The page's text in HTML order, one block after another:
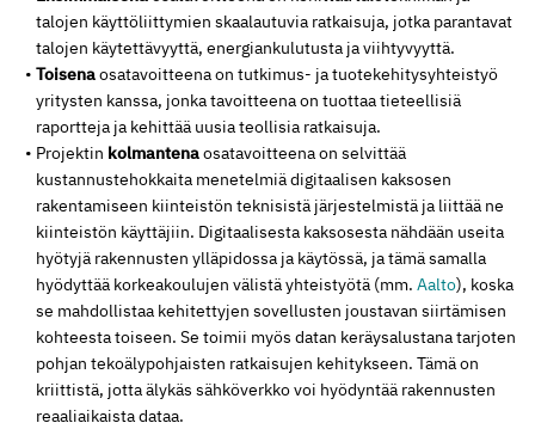
talojen käyttöliittymien skaalautuvia ratkaisuja, jotka parantavat
talojen käytettävyyttä, energiankulutusta ja viihtyvyyttä.
Toisenaosatavoitteena on tutkimus- ja tuotekehitysyhteistyö
yritysten kanssa, jonka tavoitteena on tuottaa tieteellisiä
raportteja ja kehittää uusia teollisia ratkaisuja.
Projektin kolmantenaosatavoitteena on selvittää
kustannustehokkaita menetelmiä digitaalisen kaksosen
rakentamiseen kiinteistön teknisistä järjestelmistä ja liittää ne
kiinteistön käyttäjiin. Digitaalisesta kaksosesta nähdään useita
hyötyjä rakennusten ylläpidossa ja käytössä, ja tämä samalla
hyödyttää korkeakoulujen välistä yhteistyötä (mm. Aalto), koska
se mahdollistaa kehitettyjen sovellusten joustavan siirtämisen
kohteesta toiseen. Se toimii myös datan keräysalustana tarjoten
pohjan tekoälypohjaisten ratkaisujen kehitykseen. Tämä on
kriittistä, jotta älykäs sähköverkko voi hyödyntää rakennusten
reaaliaikaista dataa.